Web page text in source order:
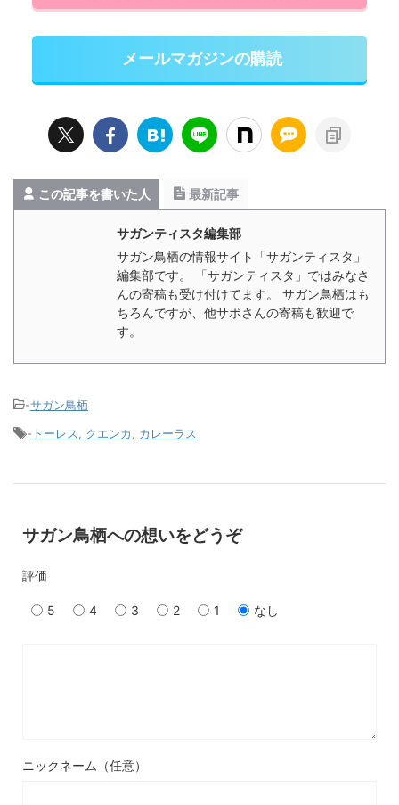
メールマガジンの購読
この記事を書いた人 最新記事
サガンティスタ編集部
サガン鳥栖の情報サイト「サガンティスタ」
編集部です。 「サガンティスタ」ではみなさ
んの寄稿も受け付けてます。 サガン鳥栖はも
ちろんですが、他サポさんの寄稿も歓迎で
す。
-サガン鳥栖
- トーレス クエンカ カレーラス
サガン鳥栖への想いをどうぞ
評価
5 4 3 2 1 なし
ニックネーム（任意）